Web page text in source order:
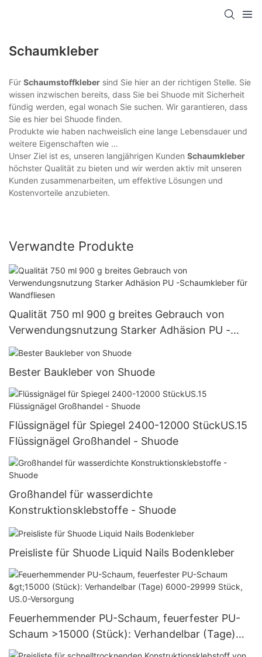
Schaumkleber
Für Schaumstoffkleber sind Sie hier an der richtigen Stelle. Sie
wissen inzwischen bereits, dass Sie bei Shuode mit Sicherheit
fündig werden, egal wonach Sie suchen. Wir garantieren, dass
Sie es hier bei Shuode finden.
Produkte wie haben nachweislich eine lange Lebensdauer und
weitere Eigenschaften wie …
Unser Ziel ist es, unseren langjährigen Kunden Schaumkleber
höchster Qualität zu bieten und wir werden aktiv mit unseren
Kunden zusammenarbeiten, um effektive Lösungen und
Kostenvorteile anzubieten.
Verwandte Produkte
Qualität 750 ml 900 g breites Gebrauch von
Verwendungsnutzung Starker Adhäsion PU -
Schaumkleber für Wandfliesen
Bester Baukleber von Shuode
Flüssignägel für Spiegel 2400-12000 StückUS.15
Flüssignägel Großhandel - Shuode
Großhandel für wasserdichte
Konstruktionsklebstoffe - Shuode
Preisliste für Shuode Liquid Nails Bodenkleber
Feuerhemmender PU-Schaum, feuerfester PU-
Schaum >15000 (Stück): Verhandelbar (Tage)
6000-29999 Stück, US.0-Versorgung